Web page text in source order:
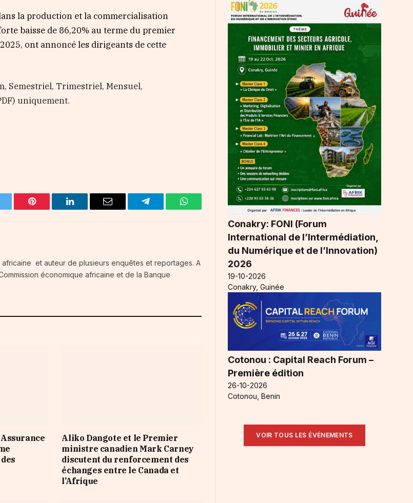
la production et la commercialisation
baisse de 86,20% au terme du premier
ont annoncé les dirigeants de cette
Semestriel, Trimestriel, Mensuel,
uniquement.
Pinterest LinkedIn Email Telegram WhatsApp
et auteur de plusieurs enquêtes et reportages. A
économique africaine et de la Banque
Aliko Dangote et le Premier
ministre canadien Mark Carney
discutent du renforcement des
échanges entre le Canada et
l’Afrique
Conakry: FONI (Forum
International de l’Intermédiation,
du Numérique et de l’Innovation)
2026
19-10-2026
Conakry, Guinée
Cotonou : Capital Reach Forum –
Première édition
26-10-2026
Cotonou, Benin
VOIR TOUS LES ÉVÉNEMENTS